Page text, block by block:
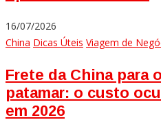
16/07/2026
China Dicas Úteis Viagem de
Frete da China para
patamar: o custo
em 2026